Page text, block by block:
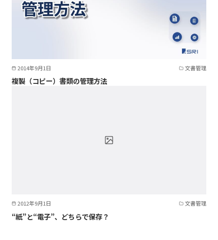
2014年9月1日 文書管理
複製（コピー）書類の管理方法
2012年9月1日 文書管理
“紙”と“電子”、どちらで保存？